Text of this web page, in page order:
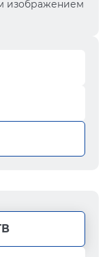
изображением